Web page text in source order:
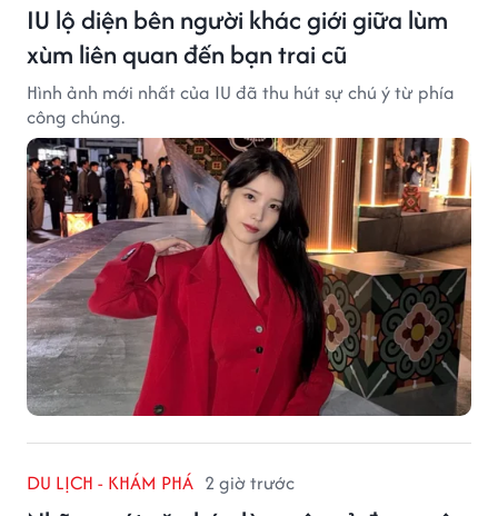
IU lộ diện bên người khác giới giữa lùm
xùm liên quan đến bạn trai cũ
Hình ảnh mới nhất của IU đã thu hút sự chú ý từ phía
công chúng.
DU LỊCH - KHÁM PHÁ 2 giờ trước